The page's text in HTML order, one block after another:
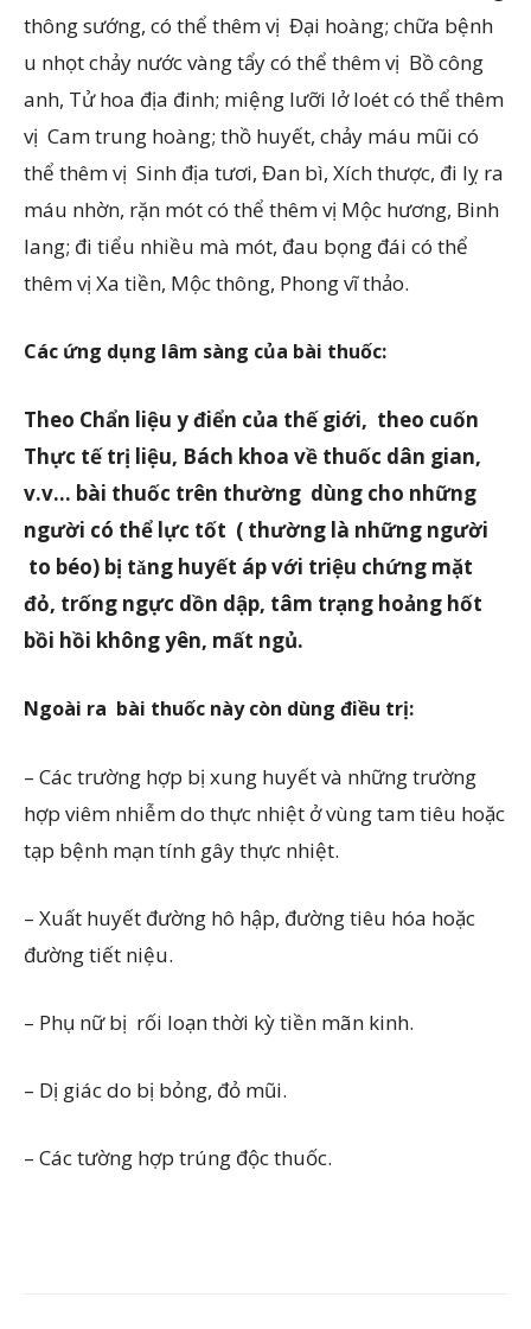
thông sướng, có thể thêm vị Đại hoàng; chữa bệnh
u nhọt chảy nước vàng tẩy có thể thêm vị Bồ công
anh, Tử hoa địa đinh; miệng lưỡi lở loét có thể thêm
vị Cam trung hoàng; thồ huyết, chảy máu mũi có
thể thêm vị Sinh địa tươi, Đan bì, Xích thược, đi lỵ ra
máu nhờn, rặn mót có thể thêm vị Mộc hương, Binh
lang; đi tiểu nhiều mà mót, đau bọng đái có thể
thêm vị Xa tiền, Mộc thông, Phong vĩ thảo.
Các ứng dụng lâm sàng của bài thuốc:
Theo Chẩn liệu y điển của thế giới, theo cuốn
Thực tế trị liệu, Bách khoa về thuốc dân gian,
v.v… bài thuốc trên thường dùng cho những
người có thể lực tốt ( thường là những người
to béo) bị tǎng huyết áp với triệu chứng mặt
đỏ, trống ngực dồn dập, tâm trạng hoảng hốt
bồi hồi không yên, mất ngủ.
Ngoài ra bài thuốc này còn dùng điều trị:
– Các trường hợp bị xung huyết và những trường
hợp viêm nhiễm do thực nhiệt ở vùng tam tiêu hoặc
tạp bệnh mạn tính gây thực nhiệt.
– Xuất huyết đường hô hập, đường tiêu hóa hoặc
đường tiết niệu.
– Phụ nữ bị rối loạn thời kỳ tiền mãn kinh.
– Dị giác do bị bỏng, đỏ mũi.
– Các tường hợp trúng độc thuốc.